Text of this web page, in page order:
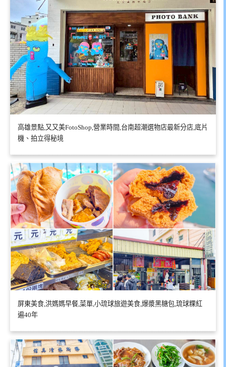
高雄景點,又又美FotoShop,營業時間,台南超潮選物店最新分店,底片
機、拍立得秘境
屏東美食,洪媽媽早餐,菜單,小琉球旅遊美食,爆漿黑糖包,琉球粿紅
遍40年